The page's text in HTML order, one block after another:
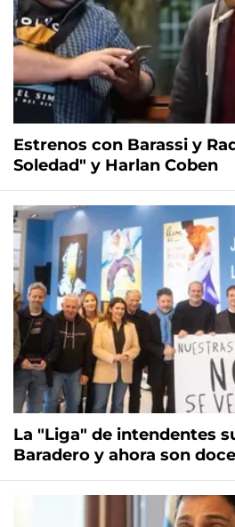
Estrenos con Barassi y
Soledad" y Harlan Coben
La "Liga" de intendentes
Baradero y ahora son doce